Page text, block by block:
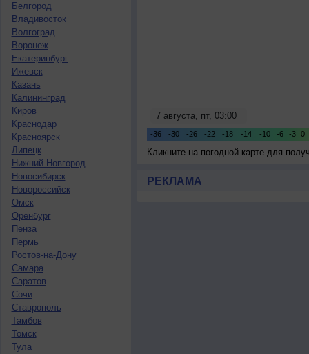
Белгород
Владивосток
Волгоград
Воронеж
Екатеринбург
Ижевск
Казань
Калининград
Киров
Краснодар
Красноярск
Липецк
Нижний Новгород
Новосибирск
Новороссийск
Омск
Оренбург
Пенза
Пермь
Ростов-на-Дону
Самара
Саратов
Сочи
Ставрополь
Тамбов
Томск
Тула
Кликните на погодной карте для
РЕКЛАМА